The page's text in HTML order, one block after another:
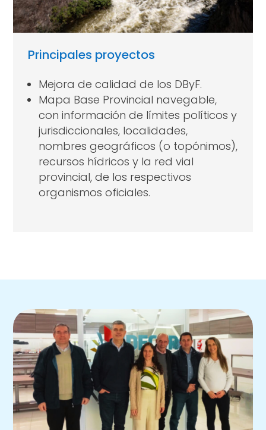
Principales proyectos
Mejora de calidad de los DByF.
Mapa Base Provincial navegable,
con información de límites políticos y
jurisdiccionales, localidades,
nombres geográficos (o topónimos),
recursos hídricos y la red vial
provincial, de los respectivos
organismos oficiales.